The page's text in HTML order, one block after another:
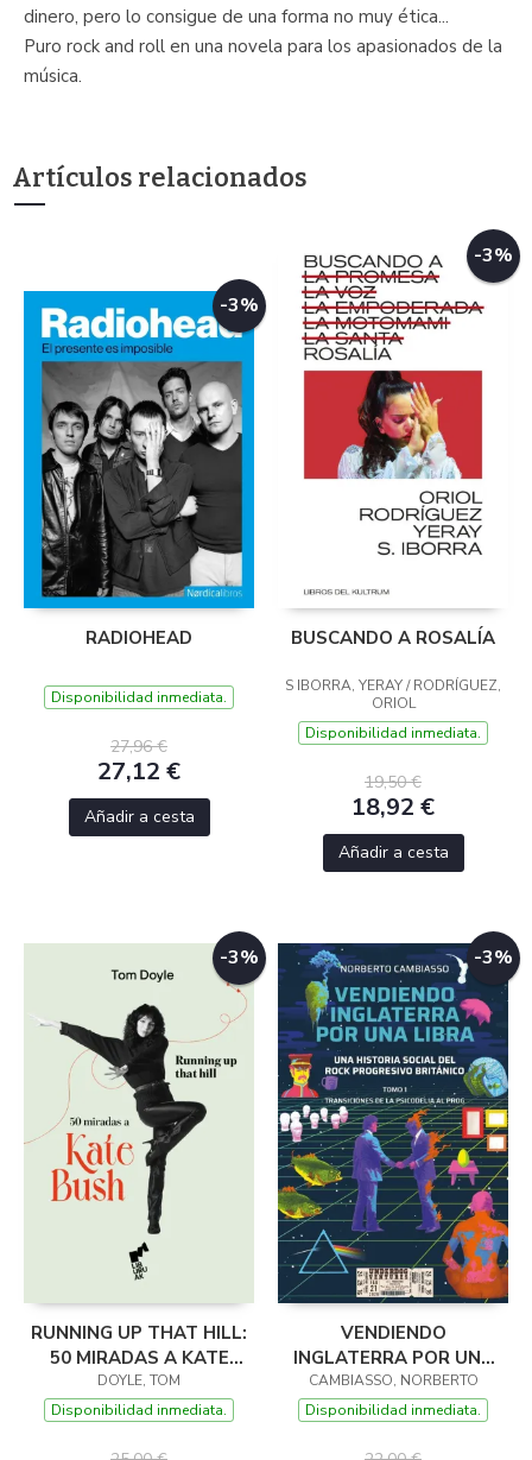
dinero, pero lo consigue de una forma no muy ética...
Puro rock and roll en una novela para los apasionados de la
música.
Artículos relacionados
-3%
RADIOHEAD
Disponibilidad inmediata.
27,96 €
27,12 €
Añadir a cesta
-3%
BUSCANDO A ROSALÍA
S IBORRA, YERAY / RODRÍGUEZ,
ORIOL
Disponibilidad inmediata.
19,50 €
18,92 €
Añadir a cesta
-3%
RUNNING UP THAT HILL:
50 MIRADAS A KATE
BUSH
DOYLE, TOM
Disponibilidad inmediata.
-3%
VENDIENDO
INGLATERRA POR UNA
LIBRA. UNA HISTORIA
SOCIAL DEL ROCK
CAMBIASSO, NORBERTO
Disponibilidad inmediata.